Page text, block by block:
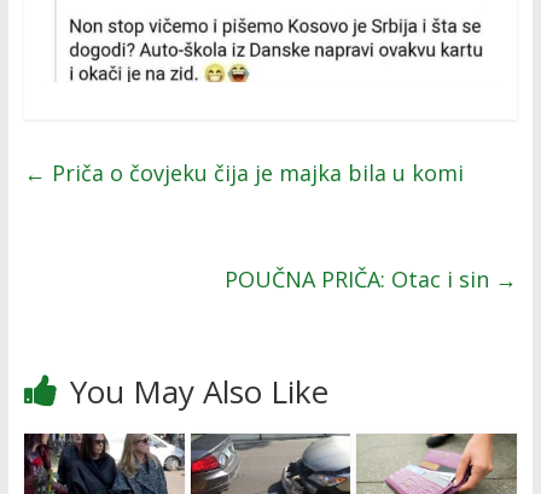
← Priča o čovjeku čija je majka bila u komi
POUČNA PRIČA: Otac i sin →
You May Also Like